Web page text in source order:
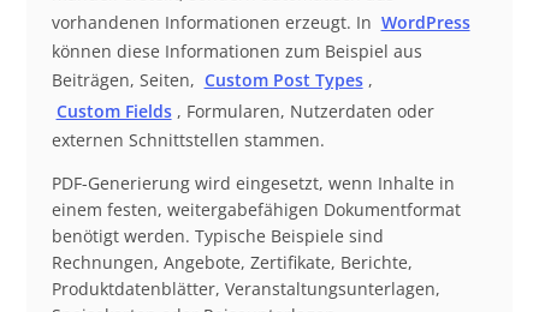
vorhandenen Informationen erzeugt. In WordPress
können diese Informationen zum Beispiel aus
Beiträgen, Seiten, Custom Post Types ,
Custom Fields , Formularen, Nutzerdaten oder
externen Schnittstellen stammen.
PDF-Generierung wird eingesetzt, wenn Inhalte in
einem festen, weitergabefähigen Dokumentformat
benötigt werden. Typische Beispiele sind
Rechnungen, Angebote, Zertifikate, Berichte,
Produktdatenblätter, Veranstaltungsunterlagen,